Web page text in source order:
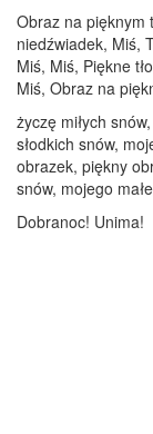
Obraz na pięknym
niedźwiadek, Miś,
Miś, Miś, Piękne
Miś, Obraz na
życzę miłych
słodkich snów,
obrazek, piękny
snów, mojego
Dobranoc! Unima!